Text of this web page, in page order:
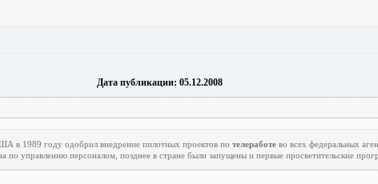
Дата публикации: 05.12.2008
в 1989 году одобрил внедрение пилотных проектов по телеработе во всех федеральных
по управлению персоналом, позднее в стране были запущены и первые просветительские